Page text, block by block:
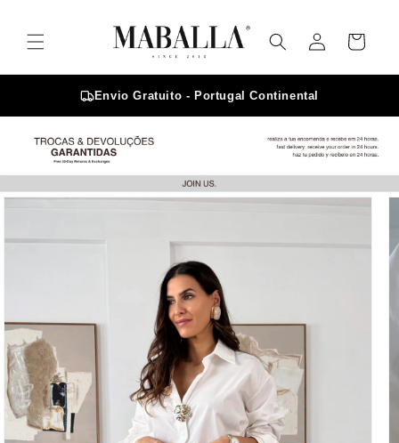
conteúdo
Iniciar
sessão
Carrinho
Envio Gratuito - Portugal Continental
do produto